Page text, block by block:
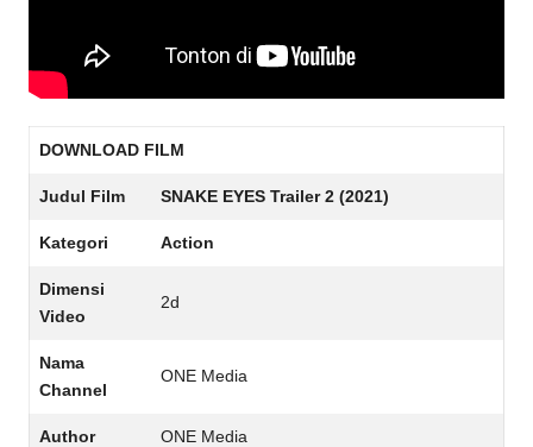
DOWNLOAD FILM
Judul Film SNAKE EYES Trailer 2 (2021)
Kategori Action
Dimensi
Video
2d
Nama
Channel
ONE Media
Author ONE Media